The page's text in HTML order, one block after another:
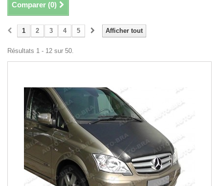
Comparer (0)
Afficher tout
1 2 3 4 5
Résultats 1 - 12 sur 50.